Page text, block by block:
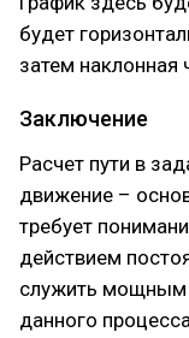
будет
затем наклонная
Заключение
Расчет пути в
движение –
требует
действием
служить мощным
данного